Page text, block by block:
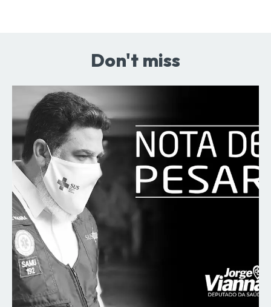
Don't miss